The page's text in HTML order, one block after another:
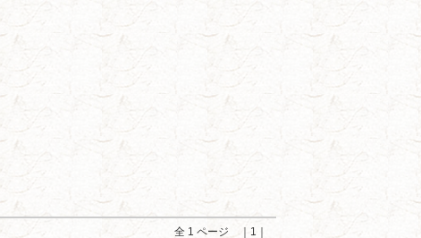
全 1 ページ ｜1｜